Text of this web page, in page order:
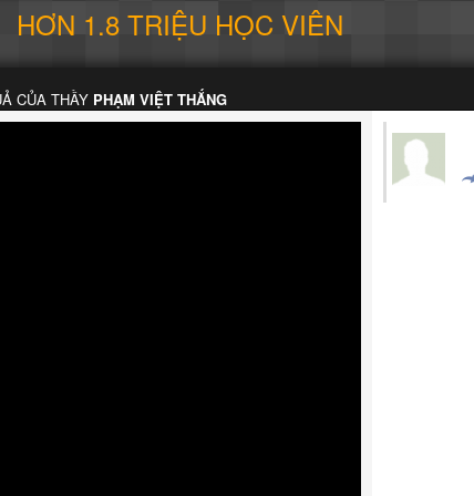
HƠN 1.8 TRIỆU HỌC VIÊN
CỦA THẦY PHẠM VIỆT THẮNG